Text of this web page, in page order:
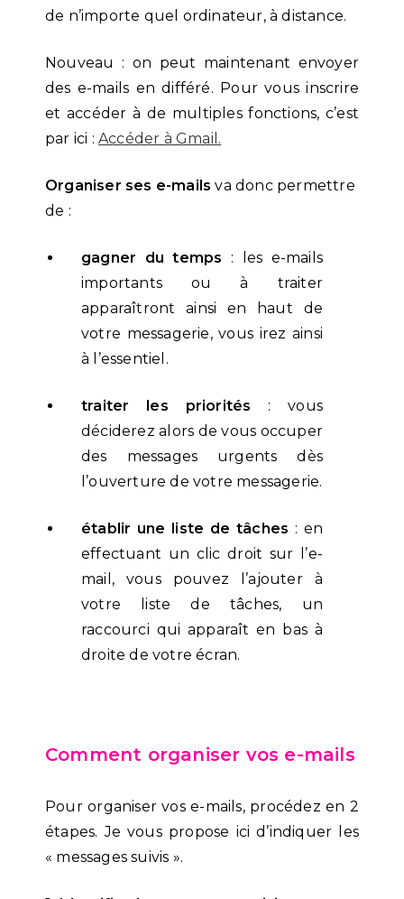
de n’importe quel ordinateur, à distance.
Nouveau : on peut maintenant envoyer
des e-mails en différé. Pour vous inscrire
et accéder à de multiples fonctions, c’est
par ici :Accéder à Gmail.
Organiser ses e-mails va donc permettre
de :
gagner du temps : les e-mails
importants ou à traiter
apparaîtront ainsi en haut de
votre messagerie, vous irez ainsi
à l’essentiel.
traiter les priorités : vous
déciderez alors de vous occuper
des messages urgents dès
l’ouverture de votre messagerie.
établir une liste de tâches : en
effectuant un clic droit sur l’e-
mail, vous pouvez l’ajouter à
votre liste de tâches, un
raccourci qui apparaît en bas à
droite de votre écran.
Comment organiser vos e-mails
Pour organiser vos e-mails, procédez en 2
étapes. Je vous propose ici d’indiquer les
« messages suivis ».